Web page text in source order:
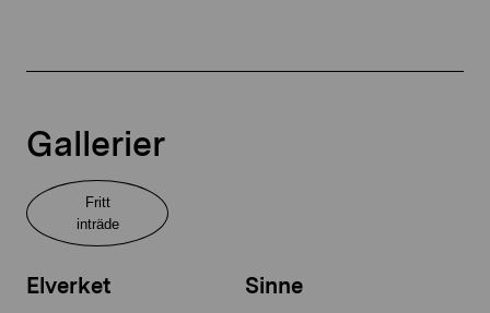
Gallerier
Fritt
inträde
Elverket Sinne